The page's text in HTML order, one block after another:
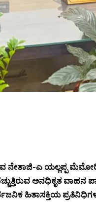
ನೇತಾಜಿ-ಎ ಯಲ್ಲಪ್ಪ
ಅನಧಿಕೃತ ವಾಹನ
ಹಿತಾಸಕ್ತಿಯ